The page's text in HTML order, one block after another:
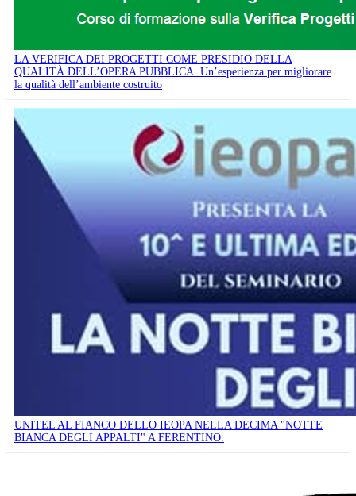
LA VERIFICA DEI PROGETTI COME PRESIDIO DELLA
QUALITÀ DELL’OPERA PUBBLICA. Un’esperienza per migliorare
la qualità dell’ambiente costruito
UNITEL AL FIANCO DELLO IEOPA NELLA DECIMA "NOTTE
BIANCA DEGLI APPALTI" A FERENTINO.